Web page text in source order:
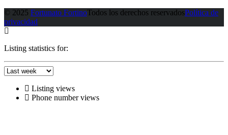
© 2025 Fortunato FortinoTodos los derechos reservadosPolítica de
privacidad
Listing statistics for:
Listing views
Phone number views